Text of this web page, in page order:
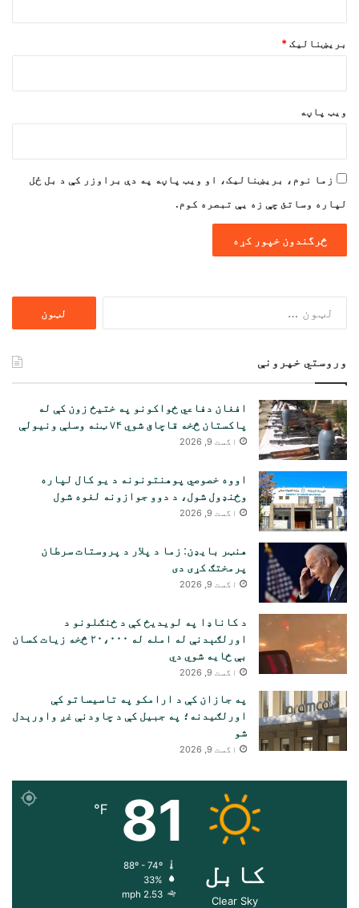
بریښنالیک *
ویب پاڼه
زما نوم، بریښنالیک، او ویب پاڼه په دې براوزر کې د بل ځل
لپاره وساتئ چې زه یې تبصره کوم.
وروستي خپرونې
افغان دفاعي ځواکونو په ختیځ زون کې له
پاکستان څخه قاچاق شوي ۷۴ ټنه وسلې ونیولې
اگست 9, 2026
اووه خصوصي پوهنتونونه د یو کال لپاره
وځنډول شول، د دوو جوازونه لغوه شول
اگست 9, 2026
هنټر بایډن: زما د پلار د پروستات سرطان
پرمختګ کړی دی
اگست 9, 2026
د کاناډا په لویدیځ کې د ځنګلونو د
اورلګېدنې له امله له ۲۰،۰۰۰ څخه زیات کسان
بې ځایه شوي دي
اگست 9, 2026
په جازان کې د ارامکو په تاسیساتو کې
اورلګیدنه؛ په جبیل کې د چاودنې غږ واورېدل
شو
اگست 9, 2026
کابل
Clear Sky
81
℉
33%
2.53 mph